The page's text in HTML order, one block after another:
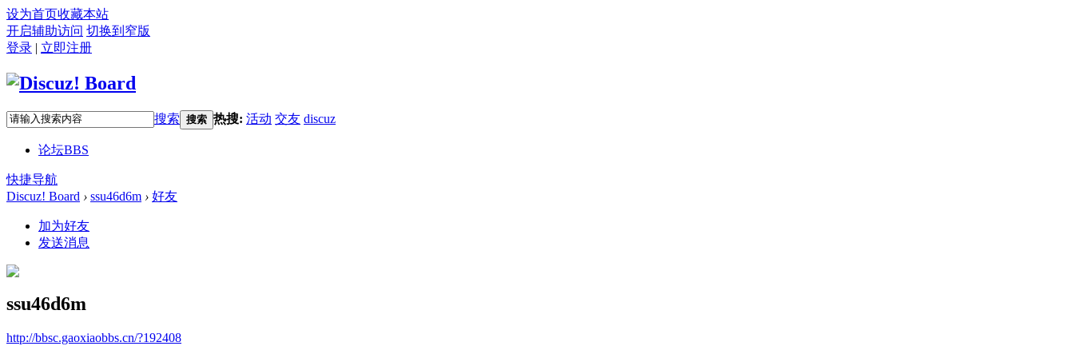
设为首页收藏本站
开启辅助访问 切换到窄版
登录 | 立即注册
搜索 搜索 热搜: 活动 交友 discuz
论坛BBS
快捷导航
Discuz! Board › ssu46d6m › 好友
加为好友
发送消息
ssu46d6m
http://bbsc.gaoxiaobbs.cn/?192408